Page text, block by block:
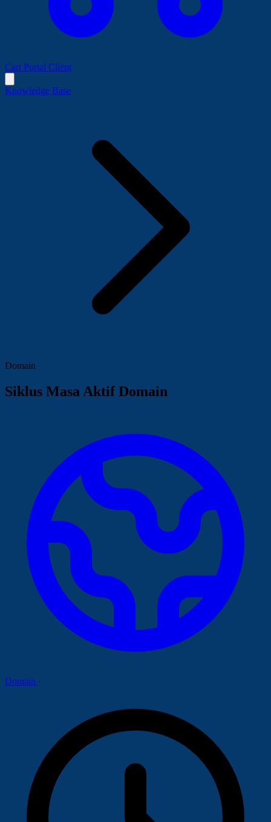
Cart Portal Client
Knowledge Base
Domain
Siklus Masa Aktif Domain
Domain ·